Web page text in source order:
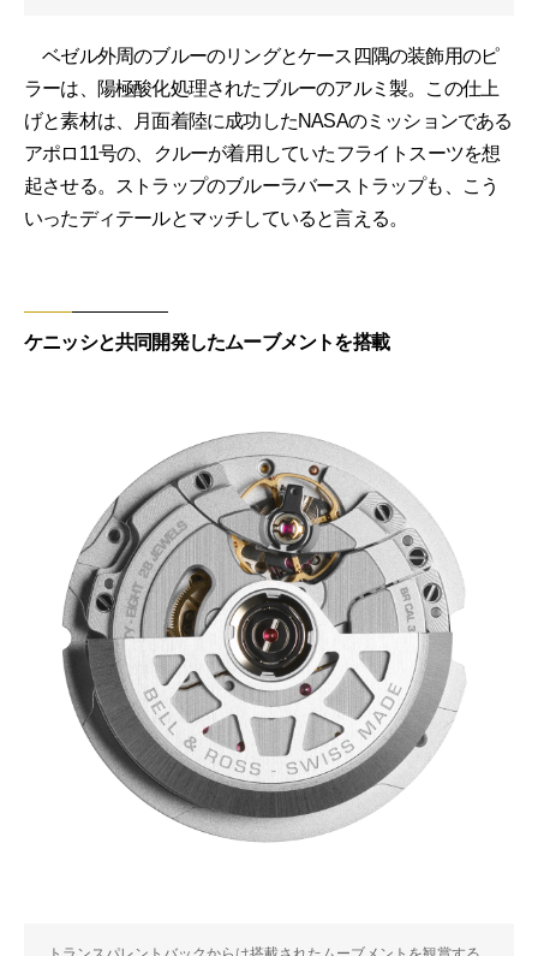
ベゼル外周のブルーのリングとケース四隅の装飾用のピ
ラーは、陽極酸化処理されたブルーのアルミ製。この仕上
げと素材は、月面着陸に成功したNASAのミッションである
アポロ11号の、クルーが着用していたフライトスーツを想
起させる。ストラップのブルーラバーストラップも、こう
いったディテールとマッチしていると言える。
ケニッシと共同開発したムーブメントを搭載